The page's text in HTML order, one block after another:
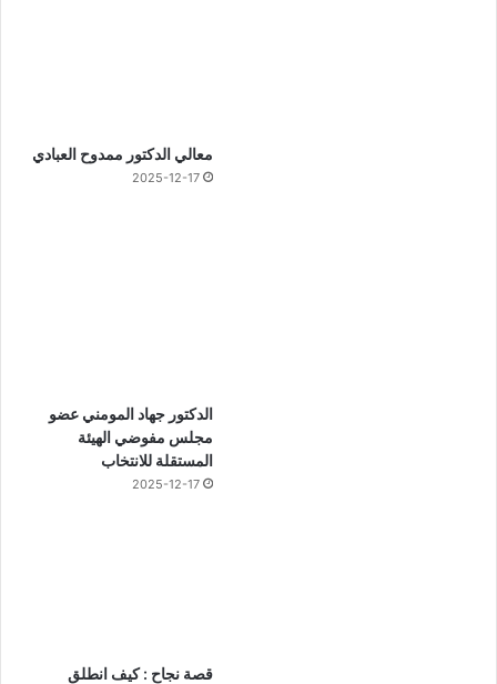
معالي الدكتور ممدوح العبادي
2025-12-17
الدكتور جهاد المومني عضو
مجلس مفوضي الهيئة
المستقلة للانتخاب
2025-12-17
قصة نجاح : كيف انطلق